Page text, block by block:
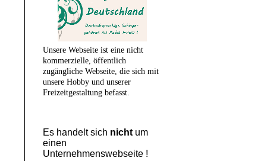
Unsere Webseite ist eine nicht
kommerzielle, öffentlich
zugängliche Webseite, die sich mit
unsere Hobby und unserer
Freizeitgestaltung befasst.
Es handelt sich nicht um
einen
Unternehmenswebseite !